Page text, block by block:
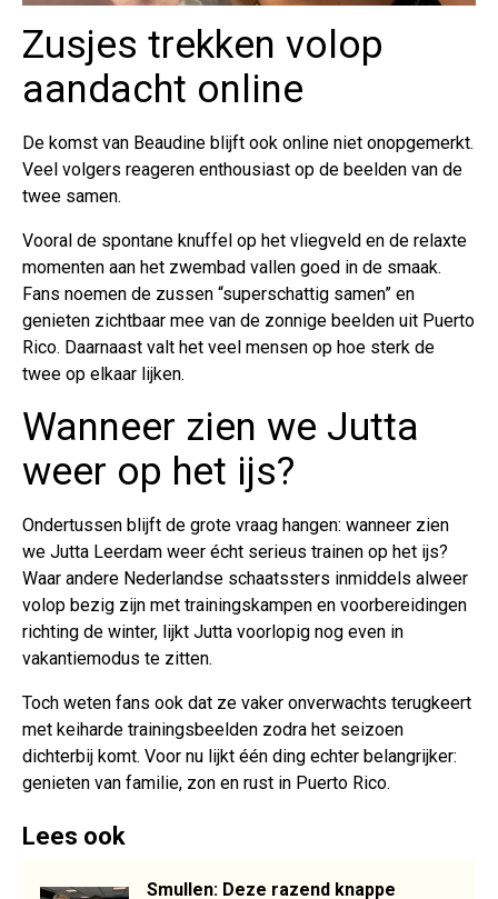
Zusjes trekken volop
aandacht online
De komst van Beaudine blijft ook online niet onopgemerkt.
Veel volgers reageren enthousiast op de beelden van de
twee samen.
Vooral de spontane knuffel op het vliegveld en de relaxte
momenten aan het zwembad vallen goed in de smaak.
Fans noemen de zussen “superschattig samen” en
genieten zichtbaar mee van de zonnige beelden uit Puerto
Rico. Daarnaast valt het veel mensen op hoe sterk de
twee op elkaar lijken.
Wanneer zien we Jutta
weer op het ijs?
Ondertussen blijft de grote vraag hangen: wanneer zien
we Jutta Leerdam weer écht serieus trainen op het ijs?
Waar andere Nederlandse schaatssters inmiddels alweer
volop bezig zijn met trainingskampen en voorbereidingen
richting de winter, lijkt Jutta voorlopig nog even in
vakantiemodus te zitten.
Toch weten fans ook dat ze vaker onverwachts terugkeert
met keiharde trainingsbeelden zodra het seizoen
dichterbij komt. Voor nu lijkt één ding echter belangrijker:
genieten van familie, zon en rust in Puerto Rico.
Lees ook
Smullen: Deze razend knappe